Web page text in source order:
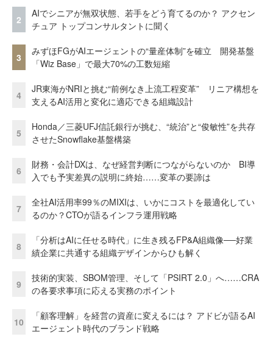
2
AIでシニアが無双状態、若手をどう育てるのか？ アクセン
チュア トップコンサルタントに聞く
3
みずほFGがAIエージェントの“量産体制”を確立 開発基盤
「Wiz Base」で最大70%の工数短縮
4
JR東海がNRIと挑む“前例なき上流工程変革” リニア構想を
支えるAI活用と変化に適応できる組織設計
5
Honda／三菱UFJ信託銀行が挑む、“統治”と“俊敏性”を共存
させたSnowflake基盤構築
6
財務・会計DXは、なぜ経営判断につながらないのか BI導
入でも予実差異の説明に終始……変革の要諦は
7
全社AI活用率99％のMIXIは、いかにコストを最適化してい
るのか？CTOが語るインフラ運用戦略
8
「分析はAIに任せる時代」に生き残るFP&A組織像──好業
績企業に共通する組織デザインからひも解く
9
技術的実装、SBOM管理、そして「PSIRT 2.0」へ……CRA
の各要求事項に応える実務のポイント
10
「顧客理解」を経営の資産に変えるには？ アドビが語るAI
エージェント時代のブランド戦略